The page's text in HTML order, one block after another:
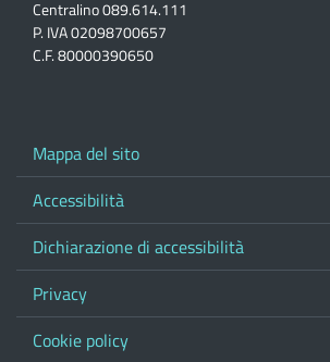
Centralino 089.614.111
P. IVA 02098700657
C.F. 80000390650
Mappa del sito
Accessibilità
Dichiarazione di accessibilità
Privacy
Cookie policy